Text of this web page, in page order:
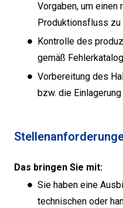
Vorgaben, um einen
Produktionsfluss
Kontrolle des
gemäß
Vorbereitung des
bzw. die Einlagerung
Das bringen Sie mit:
Sie haben eine
technischen oder